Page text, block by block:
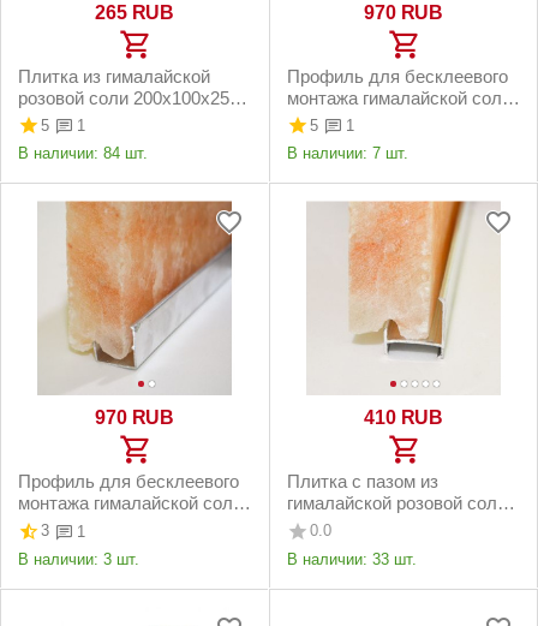
‍265‍ RUB
Плитка из гималайской
розовой соли 200х100х25
мм шлифованная
5
1
В наличии: 84 шт.
‍970‍ RUB
Профиль для бесклеевого
монтажа гималайской соли,
соединительный (3 пог. м)
5
1
В наличии: 7 шт.
‍970‍ RUB
Профиль для бесклеевого
монтажа гималайской соли,
торцевой (3 пог. м)
3
1
В наличии: 3 шт.
‍410‍ RUB
Плитка с пазом из
гималайской розовой соли
200x100x25 мм
шлифованная
0.0
В наличии: 33 шт.